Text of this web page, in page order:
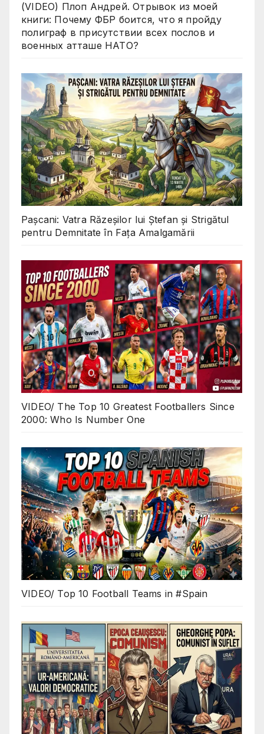
(VIDEO) Плоп Андрей. Отрывок из моей
книги: Почему ФБР боится, что я пройду
полиграф в присутствии всех послов и
военных атташе НАТО?
Pașcani: Vatra Răzeșilor lui Ștefan și Strigătul
pentru Demnitate în Fața Amalgamării
VIDEO/ The Top 10 Greatest Footballers Since
2000: Who Is Number One
VIDEO/ Top 10 Football Teams in #Spain